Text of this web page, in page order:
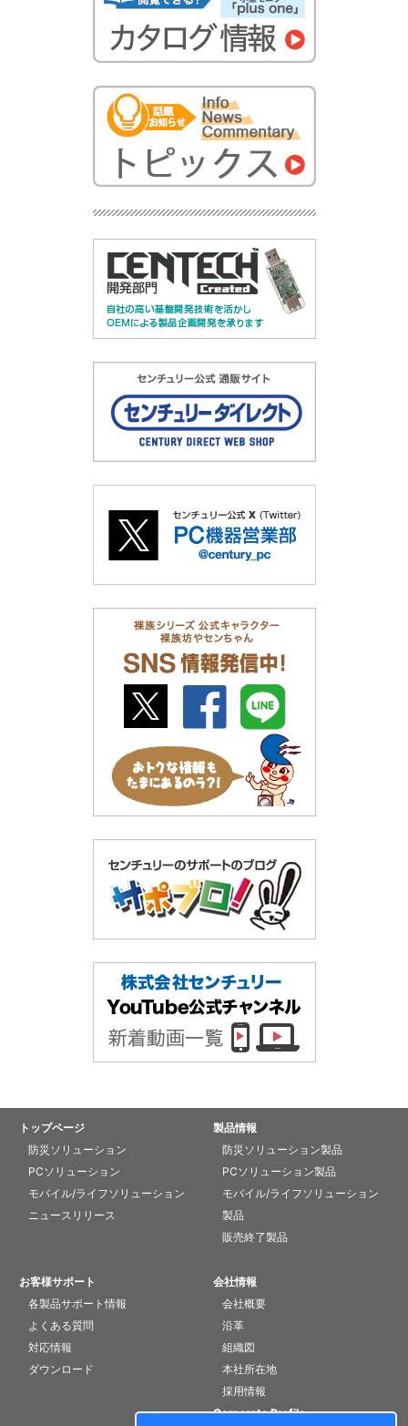
トップページ
防災ソリューション
PCソリューション
モバイル/ライフソリューション
ニュースリリース
製品情報
防災ソリューション製品
PCソリューション製品
モバイル/ライフソリューション
製品
販売終了製品
お客様サポート
各製品サポート情報
よくある質問
対応情報
ダウンロード
会社情報
会社概要
沿革
組織図
本社所在地
採用情報
Corporate Profile